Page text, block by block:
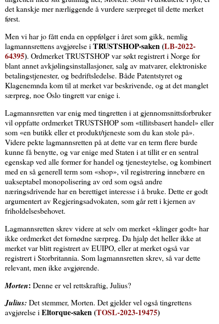
det kanskje mer nærliggende å vurdere særpreget til dette merket
først.
Men vi har jo fått enda en oppfølger i året som gikk, nemlig
lagmannsrettens avgjørelse i TRUSTSHOP-saken (LB-2022-
64395). Ordmerket TRUSTSHOP var søkt registrert i Norge for
blant annet avkjølingsinstallasjoner, salg av matvarer, elektroniske
betalingstjenester, og bedriftsledelse. Både Patentstyret og
Klagenemnda kom til at merket var beskrivende, og at det manglet
særpreg, noe Oslo tingrett var enige i.
Lagmannsretten var enig med tingretten i at gjennomsnittsforbruker
vil oppfatte ordmerket TRUSTSHOP som «tillitsbasert handel» eller
som «en butikk eller et produkt/tjeneste som du kan stole på».
Videre pekte lagmannsretten på at dette var en term flere burde
kunne få benytte, og var enige med Staten i at tillit er en sentral
egenskap ved alle former for handel og tjenesteytelse, og kombinert
med en så generell term som «shop», vil registrering innebære en
uakseptabel monopolisering av ord som også andre
næringsdrivende har en berettiget interesse i å bruke. Dette er godt
argumentert av Regjeringsadvokaten, som går rett i kjernen av
friholdelsesbehovet.
Lagmannsretten skrev videre at selv om merket «klinger godt» har
ikke ordmerket det fornødne særpreg. Da hjalp det heller ikke at
merket var blitt registrert av EUIPO, eller at merket også var
registrert i Storbritannia. Som lagmannsretten skrev, så var dette
relevant, men ikke avgjørende.
Morten: Denne er vel rettskraftig, Julius?
Julius: Det stemmer, Morten. Det gjelder vel også tingrettens
avgjørelse iEltorque-saken (TOSL-2023-19475)